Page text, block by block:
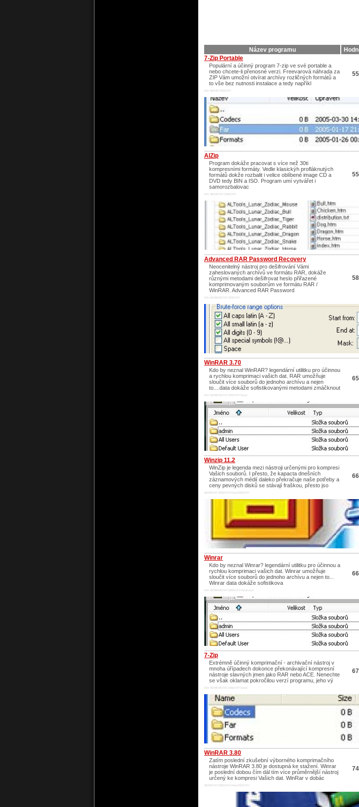
Název programu
7-Zip Portable
Populární a účinný program 7-zip ve své portable a
nebo chcete-li přenosné verzi. Freevarová náhrada za
ZIP Vám umožní otvírat archívy rozličných formátů a
to vše bez nutnosti instalace a tedy napříkl
Win 98/ME/2000/XP/
AlZip
Program dokáže pracovat s více než 30ti
kompresními formáty. Vedle klasickýh profláknutých
formátů dokže rozbalit i velice oblíbené image CD a
DVD tedy BIN a ISO. Program umí vytvářet i
samorozbalovac
Win 98/ME/NT/2000/XP/
Advanced RAR Password Recovery
Neocenitelný nástroj pro dešifrování Vámi
zaheslovaných archívů ve formátu RAR, dokáže
různými metodami dešifrovat heslo přiřazené
komprimovaným souborům ve formátu RAR /
WinRAR. Advanced RAR Password
Win 95/98/ME/NT/2000/XP/
WinRAR 3.70
Kdo by neznal WinRAR? legendární utilitku pro účinnou
a rychlou komprimaci vašich dat. RAR umožňuje
sloučit více souborů do jednoho archívu a nejen
to....data dokáže sofistikovanými metodami zmáčknout
Win 95/98/ME/NT/2000/XP/Vista/
Winzip 11.2
WinZip je legenda mezi nástroji určenými pro kompresi
Vašich souborů. I přesto, že kapacta dnešních
záznamových médií daleko překračuje naše potřeby a
ceny pevných disků se stávají fraškou, přesto jso
98/ME/NT/2000/XP/Vista/2003/XP/
Winrar
Kdo by neznal Winrar? legendární utilitku pro účinnou a
rychlou komprimaci vašich dat. Winrar umožňuje
sloučit více souborů do jednoho archívu a nejen to...
Winrar data dokáže sofistikova
Win 95/98/ME/NT/2000/XP/Vista/Linux
7-Zip
Extrémně účinný komprimační - archivační nástroj v
mnoha úřípadech dokonce překonávající kompresní
nástroje slavných jmen jako RAR nebo ACE. Nenechte
se však oklamat pokročilou verzí programu, jeho vý
Win 95/98/ME/NT/2000/XP/Vista/
WinRAR 3.80
Zatím poslední zkušební výborného komprimačního
nástroje WinRAR 3.80 je dostupná ke stažení. Winrar
je poslední dobou čím dál tím více průměrnější nástroj
určený ke kompresi Vašich dat. WinRar v dobác
98/ME/NT/2000/XP/Vista/2003/XP/